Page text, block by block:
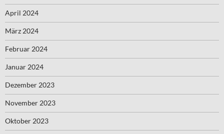
April 2024
März 2024
Februar 2024
Januar 2024
Dezember 2023
November 2023
Oktober 2023